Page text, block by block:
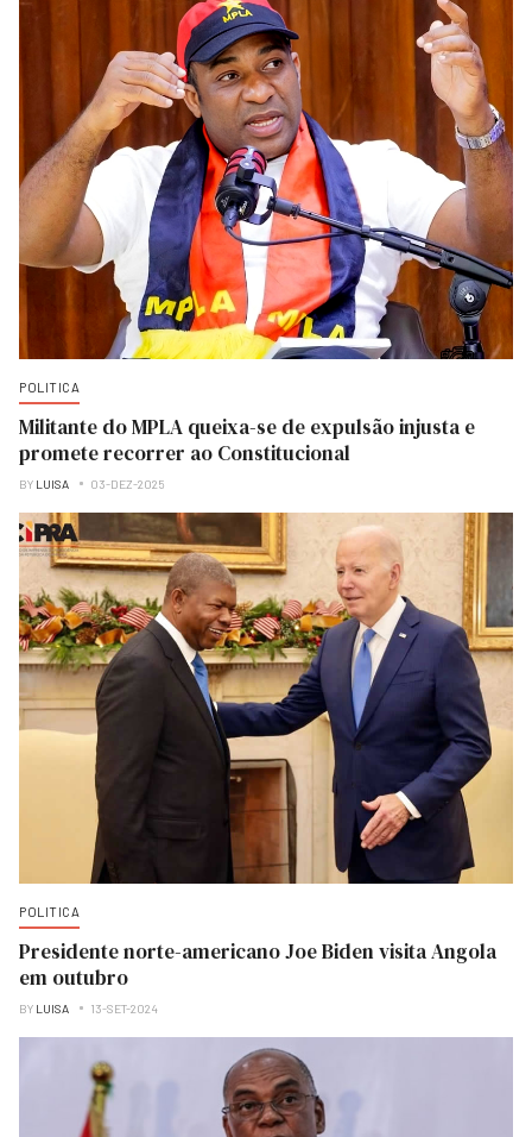
POLITICA
Militante do MPLA queixa-se de expulsão injusta e
promete recorrer ao Constitucional
BY LUISA 03-DEZ-2025
POLITICA
Presidente norte-americano Joe Biden visita Angola
em outubro
BY LUISA 13-SET-2024